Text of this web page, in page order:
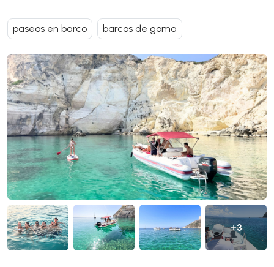
paseos en barco barcos de goma
+3